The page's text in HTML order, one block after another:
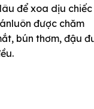
để xoa dịu chiếc
được chăm
bún thơm, đậu